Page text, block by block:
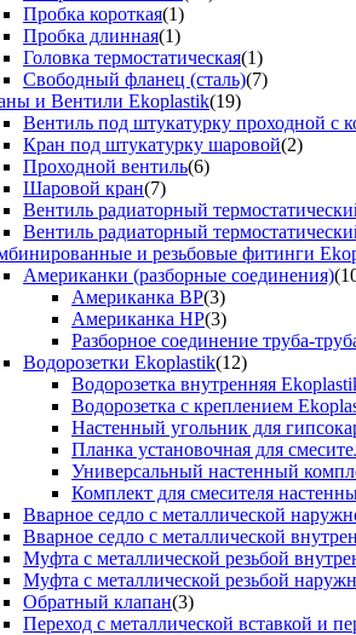
Пробка короткая(1)
Пробка длинная(1)
Головка термостатическая(1)
Свободный фланец (сталь)(7)
и Вентили Ekoplastik(19)
Вентиль под штукатурку проходной с
Кран под штукатурку шаровой(2)
Проходной вентиль(6)
Шаровой кран(7)
Вентиль радиаторный
Вентиль радиаторный
и резьбовые фитинги
Американки (разборные соединения)
Американка ВР(3)
Американка НР(3)
Разборное соединение труба-
Водорозетки Ekoplastik(12)
Водорозетка внутренняя
Водорозетка с креплением
Настенный угольник для
Планка установочная для
Универсальный настенный
Комплект для смесителя
Вварное седло с металлической
Вварное седло с металлической
Муфта с металлической резьбой
Муфта с металлической резьбой
Обратный клапан(3)
Переход с металлической вставкой и